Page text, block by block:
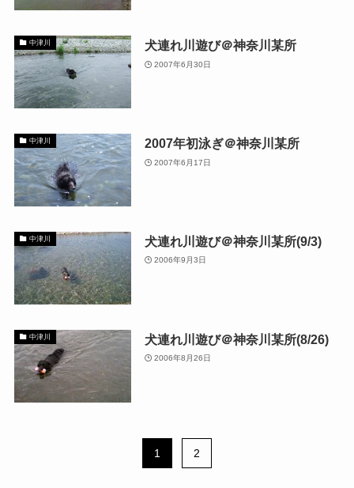
中津川 犬連れ川遊び＠神奈川某所
2007年6月30日
中津川 2007年初泳ぎ＠神奈川某所
2007年6月17日
中津川 犬連れ川遊び＠神奈川某所(9/3)
2006年9月3日
中津川 犬連れ川遊び＠神奈川某所(8/26)
2006年8月26日
1 2